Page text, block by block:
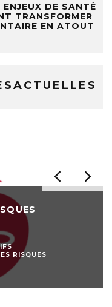
DE SANTÉ
TRANSFORMER
EN ATOUT
RISQUES